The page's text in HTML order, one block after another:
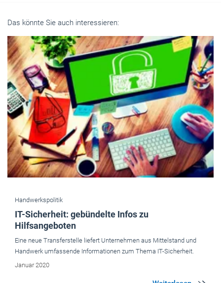
Das könnte Sie auch interessieren:
Handwerkspolitik
IT-Sicherheit: gebündelte Infos zu
Hilfsangeboten
Eine neue Transferstelle liefert Unternehmen aus Mittelstand und
Handwerk umfassende Informationen zum Thema IT-Sicherheit.
Januar 2020